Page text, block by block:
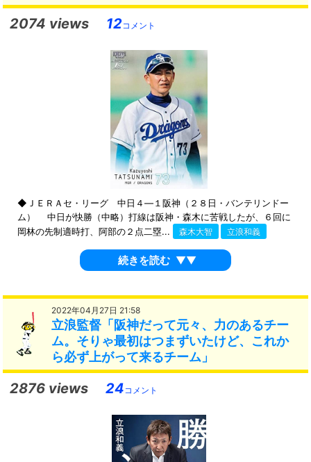
2074 views 12コメント
◆ＪＥＲＡセ・リーグ 中日４―１阪神（２８日・バンテリンドー
ム） 中日が快勝（中略）打線は阪神・森木に苦戦したが、６回に
岡林の先制適時打、阿部の２点二塁...
森木大智 立浪和義
続きを読む ▼▼
2022年04月27日 21:58
立浪監督「阪神だって元々、力のあるチー
ム。そりゃ最初はつまずいたけど、これか
ら必ず上がって来るチーム」
2876 views 24コメント